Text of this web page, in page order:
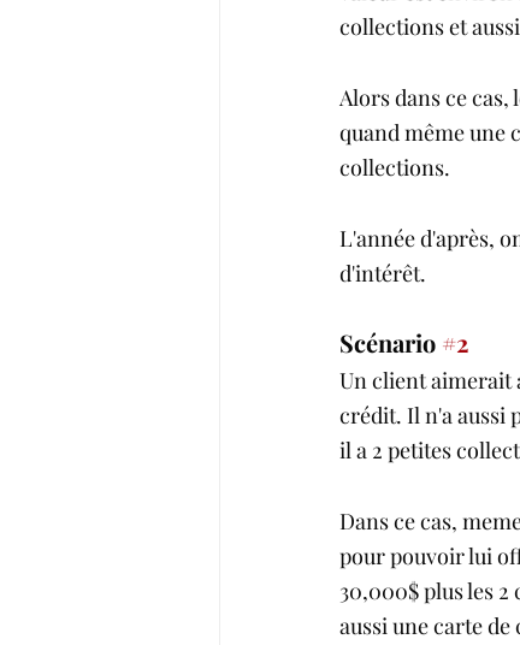
collections et
Alors dans ce
quand même une
collections.
L'année d'après,
d'intérêt.
Scénario #2
Un client aimerait
crédit. Il n'a aussi
il a 2 petites
Dans ce cas,
pour pouvoir lui
30,000$ plus les
aussi une carte